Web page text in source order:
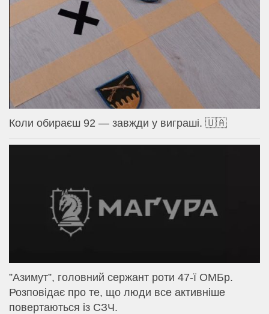
Коли обираєш 92 — завжди у виграші. 🇺🇦
⁨”Азимут”, головний сержант роти 47-ї ОМБр.
Розповідає про те, що люди все активніше
повертаються із СЗЧ.